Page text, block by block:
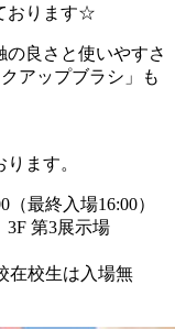
おります☆
の良さと使いやすさ
アップブラシ」も
ます。
最終入場16:00）
第3展示場
在校生は入場無